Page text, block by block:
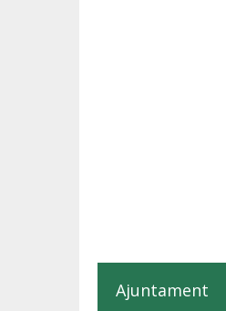
Ajuntament